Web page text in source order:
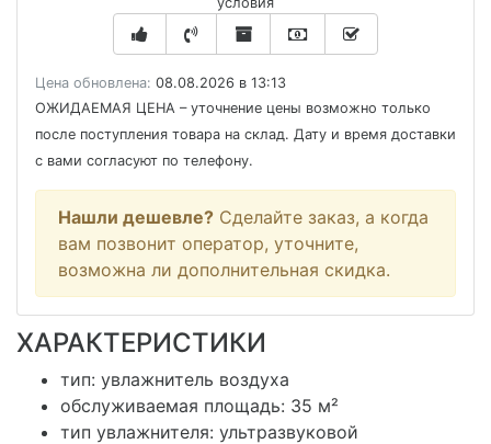
Цена обновлена: 08.08.2026 в 13:13
ОЖИДАЕМАЯ ЦЕНА – уточнение цены возможно только
после поступления товара на склад. Дату и время доставки
с вами согласуют по телефону.
Нашли дешевле? Сделайте заказ, а когда
вам позвонит оператор, уточните,
возможна ли дополнительная скидка.
ХАРАКТЕРИСТИКИ
тип: увлажнитель воздуха
обслуживаемая площадь: 35 м²
тип увлажнителя: ультразвуковой